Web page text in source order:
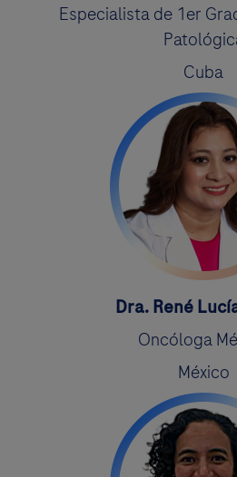
Especialista de 1er
Cuba
Dra. René
Oncóloga
México